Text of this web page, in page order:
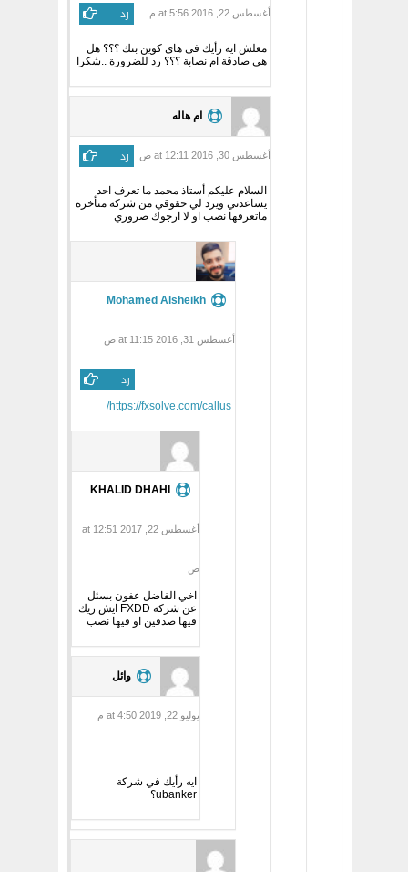
أغسطس 22, 2016 at 5:56 م رد
معلش ايه رأيك فى هاى كوين بنك ؟؟؟ هل
هى صادقة ام نصابة ؟؟؟ رد للضرورة ..شكرا
ام هاله
أغسطس 30, 2016 at 12:11 ص رد
السلام عليكم أستاذ محمد ما تعرف احد
يساعدني ويرد لي حقوقي من شركة متأخرة
ماتعرفها نصب او لا ارجوك صروري
Mohamed Alsheikh
أغسطس 31, 2016 at 11:15 ص
رد
https://fxsolve.com/callus/
KHALID DHAHI
أغسطس 22, 2017 at 12:51
ص
اخي الفاضل عفون بسئل
عن شركة FXDD ايش ريك
فيها صدقين او فيها نصب
وائل
يوليو 22, 2019 at 4:50 م
ايه رأيك في شركة
ubanker؟